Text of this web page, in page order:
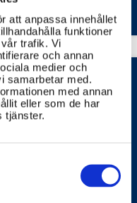
att anpassa innehållet
funktioner
trafik. Vi
och annan
medier och
samarbetar med.
med annan
eller som de har
tjänster.
blivit
skolinspektionens